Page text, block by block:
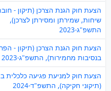
הצעת חוק הגנת הצרכן (תיקון -
שיחות, שמירתן ומסירתן לצרכן),
התשפ"ג-2023
הצעת חוק הגנת הצרכן (תיקון -
בנסיבות מחמירות), התשפ"ג-2023
הצעת חוק למניעת פגיעה כלכלית
(תיקוני חקיקה), התשפ"ד-2024